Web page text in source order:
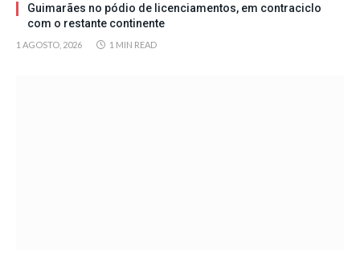
Guimarães no pódio de licenciamentos, em contraciclo
com o restante continente
1 AGOSTO, 2026 1 MIN READ